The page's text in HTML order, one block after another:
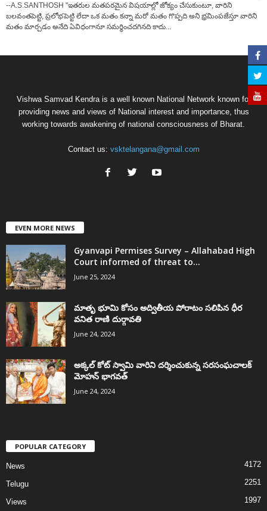
--A.S.SANTHOSH "ఇతరుల మతపరమైన విషయాల్లో జోక్యం చేసుకుంటూ, వారిని
బలవంతపెట్టి, ప్రలోభపెట్టి లేదా ఒక మతం కన్నా మరో మతం గొప్పది అని భ్రమింపజేస్తూ వారిని
మతం మార్చడం అనేది ఏవిధంగానూ సమర్ధించదగినది కాదు...
Vishwa Samvad Kendra is a well known National Network known for
providing news and views of National interest and importance, thus
working towards awakening of national consciousness of Bharat.
Contact us: vsktelangana@gmail.com
EVEN MORE NEWS
Gyanvapi Permises Survey – Allahabad High
Court informed of threat to...
June 25, 2024
మాతృ భూమి కోసం అద్వితీయ పోరాటం సలిపిన ధీర
వనిత రాణి దుర్గావతి
June 24, 2024
అక్కల్‌ కోట్‌ స్వామి వారిని దర్శించుకున్న సరసంఘచాలక్
మోహన్ భాగవత్
June 24, 2024
POPULAR CATEGORY
News 4172
Telugu 2251
Views 1997